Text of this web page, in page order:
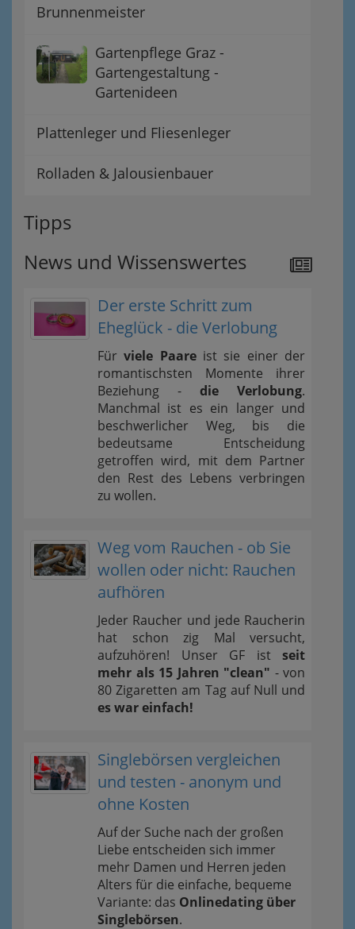
Brunnenmeister
Gartenpflege Graz -
Gartengestaltung -
Gartenideen
Plattenleger und Fliesenleger
Rolladen & Jalousienbauer
Tipps
News und Wissenswertes
Der erste Schritt zum
Eheglück - die Verlobung
Fürviele Paareist sie einer der
romantischsten Momente ihrer
Beziehung - die Verlobung.
Manchmal ist es ein langer und
beschwerlicher Weg, bis die
bedeutsame Entscheidung
getroffen wird, mit dem Partner
den Rest des Lebens verbringen
zu wollen.
Weg vom Rauchen - ob Sie
wollen oder nicht: Rauchen
aufhören
Jeder Raucher und jede Raucherin
hat schon zig Mal versucht,
aufzuhören! Unser GF ist seit
mehr als 15 Jahren "clean" - von
80 Zigaretten am Tag auf Null und
es war einfach!
Singlebörsen vergleichen
und testen - anonym und
ohne Kosten
Auf der Suche nach der großen
Liebe entscheiden sich immer
mehr Damen und Herren jeden
Alters für die einfache, bequeme
Variante: das Onlinedating über
Singlebörsen.